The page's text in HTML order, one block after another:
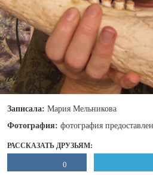
Записала: Мария Мельникова
Фотография: фотография
РАССКАЗАТЬ ДРУЗЬЯМ:
0